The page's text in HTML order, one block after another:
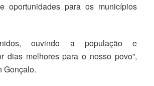
oportunidades para os municípios
ouvindo a população e
dias melhores para o nosso povo”,
Gonçalo.